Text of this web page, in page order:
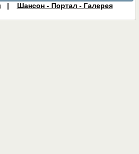
| Шансон - Портал - Галерея